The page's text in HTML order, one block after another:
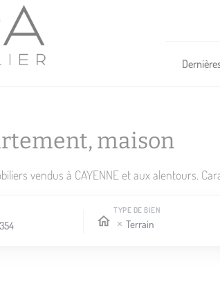
maison
vendus à CAYENNE et aux alentours.
TYPE DE BIEN
Terrain